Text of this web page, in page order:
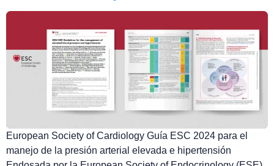
European Society of Cardiology Guía ESC 2024 para el
manejo de la presión arterial elevada e hipertensión